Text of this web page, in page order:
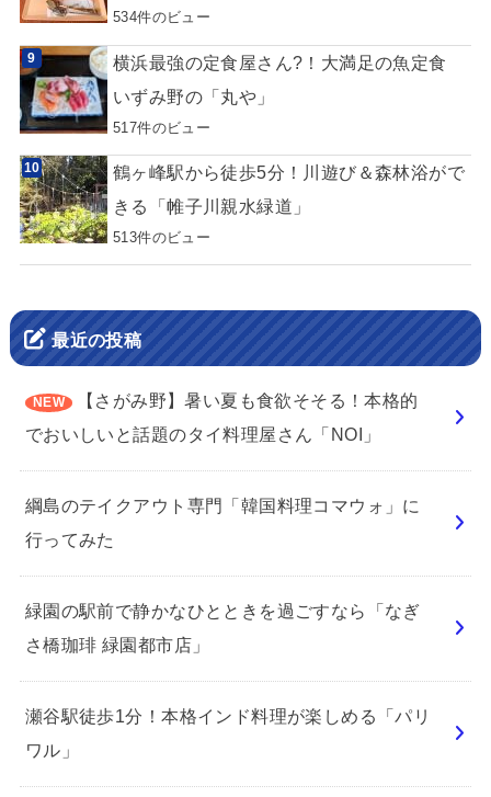
534件のビュー
横浜最強の定食屋さん?！大満足の魚定食
いずみ野の「丸や」
517件のビュー
鶴ヶ峰駅から徒歩5分！川遊び＆森林浴がで
きる「帷子川親水緑道」
513件のビュー
最近の投稿
【さがみ野】暑い夏も食欲そそる！本格的
でおいしいと話題のタイ料理屋さん「NOI」
綱島のテイクアウト専門「韓国料理コマウォ」に
行ってみた
緑園の駅前で静かなひとときを過ごすなら「なぎ
さ橋珈琲 緑園都市店」
瀬谷駅徒歩1分！本格インド料理が楽しめる「パリ
ワル」